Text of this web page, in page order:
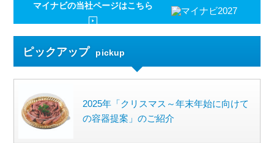
マイナビの当社ページはこちら
ピックアップ pickup
2025年「クリスマス～年末年始に向けて
の容器提案」のご紹介